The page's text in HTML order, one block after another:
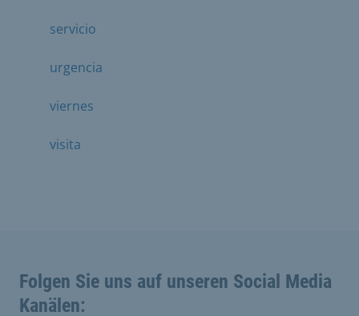
servicio
urgencia
viernes
visita
Folgen Sie uns auf unseren Social Media
Kanälen: